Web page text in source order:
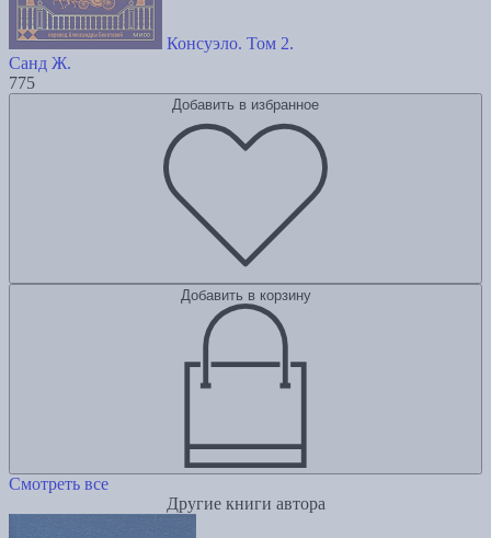
Консуэло. Том 2.
Санд Ж.
775
Добавить в избранное
Добавить в корзину
Смотреть все
Другие книги автора